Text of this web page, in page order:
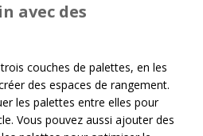
avec des
couches de palettes, en les
des espaces de rangement.
les palettes entre elles pour
Vous pouvez aussi ajouter des